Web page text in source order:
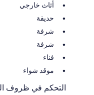
أثاث خارجي
حديقة
شرفة
شرفة
فناء
موقد شواء
التحكم في ظروف